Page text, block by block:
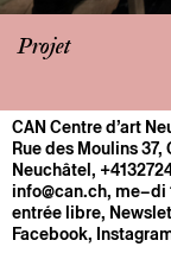
Projet
CENTRE
Infos pratiques
Fonctionnement
À propos
CAN Centre d’art
Rue des Moulins
Neuchâtel,
info@can.ch, me–di
entrée libre,
Facebook,